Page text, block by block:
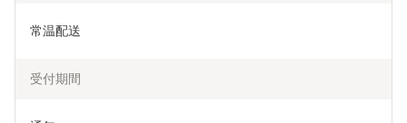
常温配送
受付期間